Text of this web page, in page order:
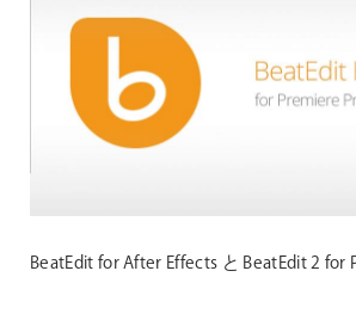
BeatEdit for After Effects と BeatEdit 2